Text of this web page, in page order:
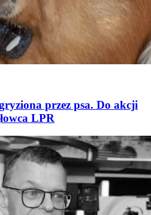
przez psa. Do akcji
LPR